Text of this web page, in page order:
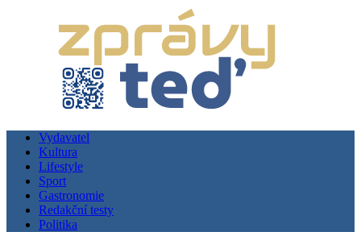
Vydavatel
Kultura
Lifestyle
Sport
Gastronomie
Redakční testy
Politika